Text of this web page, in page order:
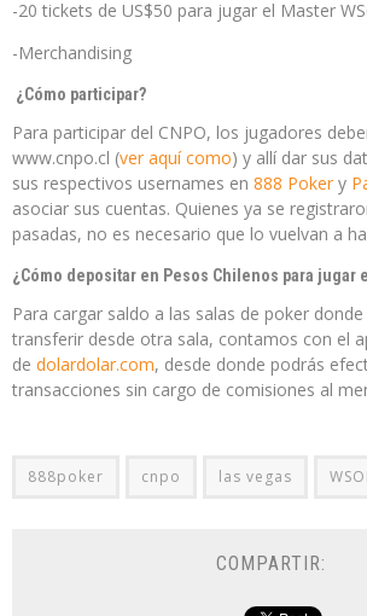
-20 tickets de US$50 para jugar el Master
-Merchandising
¿Cómo participar?
Para participar del CNPO, los jugadores
www.cnpo.cl (ver aquí como) y allí dar sus
sus respectivos usernames en 888 Poker y
asociar sus cuentas. Quienes ya se
pasadas, no es necesario que lo vuelvan a
¿Cómo depositar en Pesos Chilenos para jugar
Para cargar saldo a las salas de poker
transferir desde otra sala, contamos con el
de dolardolar.com, desde donde podrás
transacciones sin cargo de comisiones al
888poker cnpo las vegas
COMPARTIR: